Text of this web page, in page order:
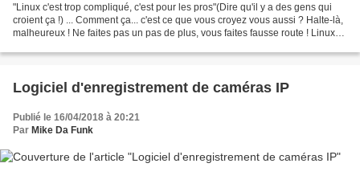
"Linux c'est trop compliqué, c'est pour les pros"(Dire qu'il y a des gens qui
croient ça !) ... Comment ça... c'est ce que vous croyez vous aussi ? Halte-là,
malheureux ! Ne faites pas un pas de plus, vous faites fausse route ! Linux
Logiciel d'enregistrement de caméras IP
Publié le 16/04/2018 à 20:21
Par Mike Da Funk